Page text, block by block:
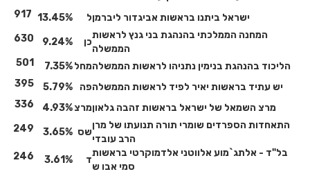
ישראל ביתנו בראשות אביגדור ליברמןל 13.45%
917
המחנה הממלכתי בהנהגת בני גנץ לראשות
הממשלה
כן 9.24%
630
הליכוד בהנהגת בנימין נתניהו לראשות הממשלהמחל7.35%
501
יש עתיד בראשות יאיר לפיד לראשות הממשלהפה 5.79%
395
מרצ השמאל של ישראל בראשות זהבה גלאוןמרצ4.93%
336
התאחדות הספרדים שומרי תורה תנועתו של מרן
הרב עובדי
שס 3.65%
249
בל"ד - אלתג`מוע אלווטני אלדמוקרטי בראשות
סמי אבו ש
3.61%
246